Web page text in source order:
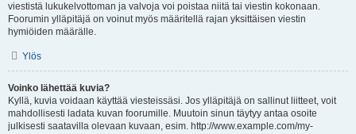
viestistä lukukelvottoman ja valvoja voi poistaa niitä tai viestin kokonaan.
Foorumin ylläpitäjä on voinut myös määritellä rajan yksittäisen viestin
hymiöiden määrälle.
Ylös
Voinko lähettää kuvia?
Kyllä, kuvia voidaan käyttää viesteissäsi. Jos ylläpitäjä on sallinut liitteet, voit
mahdollisesti ladata kuvan foorumille. Muutoin sinun täytyy antaa osoite
julkisesti saatavilla olevaan kuvaan, esim. http://www.example.com/my-